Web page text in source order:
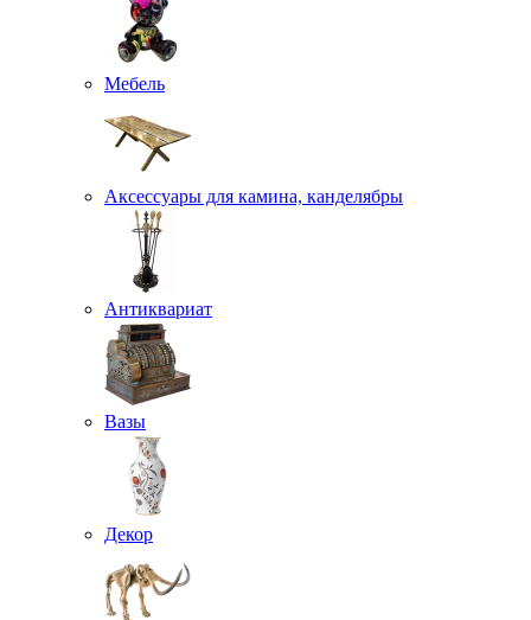
Мебель
Аксессуары для камина, канделябры
Антиквариат
Вазы
Декор